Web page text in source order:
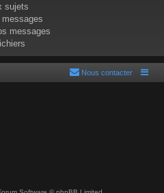
sujets
messages
Nous contacter